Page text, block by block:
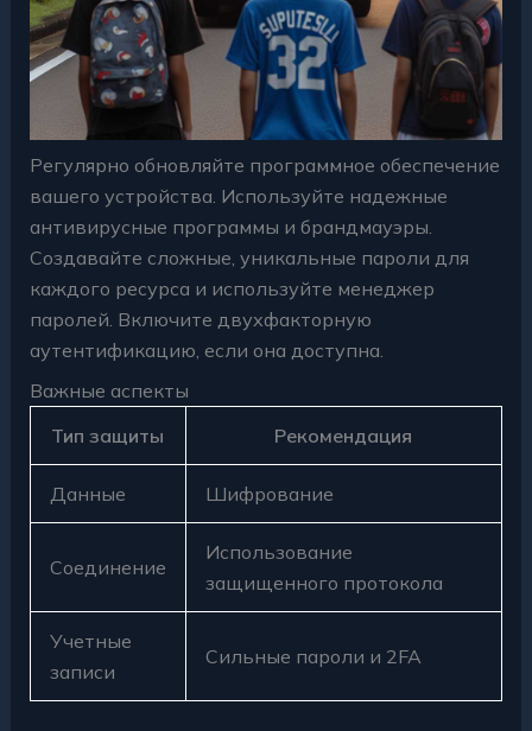
Регулярно обновляйте программное обеспечение
вашего устройства. Используйте надежные
антивирусные программы и брандмауэры.
Создавайте сложные, уникальные пароли для
каждого ресурса и используйте менеджер
паролей. Включите двухфакторную
аутентификацию, если она доступна.
Важные аспекты
Тип защиты
Рекомендация
Данные Шифрование
Соединение
Использование
защищенного протокола
Учетные
записи
Сильные пароли и 2FA